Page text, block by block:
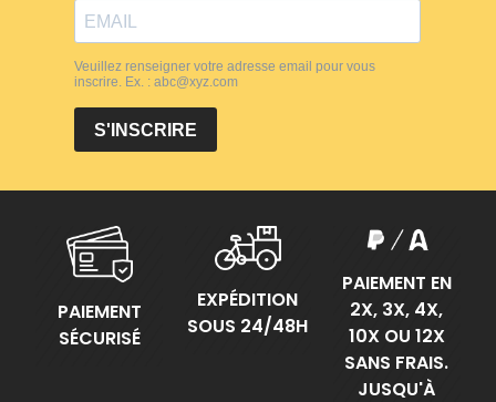
PAIEMENT
SÉCURISÉ
EXPÉDITION
SOUS 24/48H
PAIEMENT EN
2X, 3X, 4X,
10X OU 12X
SANS FRAIS.
JUSQU'À